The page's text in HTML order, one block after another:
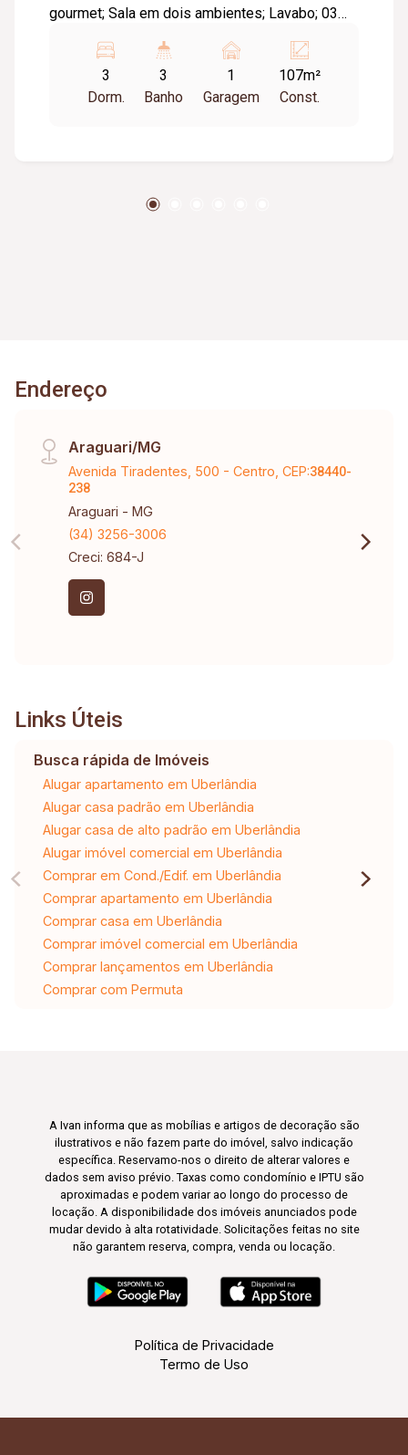
gourmet; Sala em dois ambientes; Lavabo; 03
vagas de garagem. Apartamentos Disponíveis:
106,9m² R$ 873.885,12. 106,9m² R$ 893.447,67.
106,9m² R$ 904.417,80. 106,9m² R$ 924.943,59.
3
Dorm.
3
Banho
1
Garagem
107m²
Const.
Endereço
Araguari/MG
Avenida Tiradentes, 500 - Centro, CEP:38440-
238
Araguari - MG
(34) 3256-3006
Creci: 684-J
Links Úteis
Busca rápida de Imóveis
Alugar apartamento em Uberlândia
Alugar casa padrão em Uberlândia
Alugar casa de alto padrão em Uberlândia
Alugar imóvel comercial em Uberlândia
Comprar em Cond./Edif. em Uberlândia
Comprar apartamento em Uberlândia
Comprar casa em Uberlândia
Comprar imóvel comercial em Uberlândia
Comprar lançamentos em Uberlândia
Comprar com Permuta
A Ivan informa que as mobílias e artigos de decoração são
ilustrativos e não fazem parte do imóvel, salvo indicação
específica. Reservamo-nos o direito de alterar valores e
dados sem aviso prévio. Taxas como condomínio e IPTU são
aproximadas e podem variar ao longo do processo de
locação. A disponibilidade dos imóveis anunciados pode
mudar devido à alta rotatividade. Solicitações feitas no site
não garantem reserva, compra, venda ou locação.
Política de Privacidade
Termo de Uso